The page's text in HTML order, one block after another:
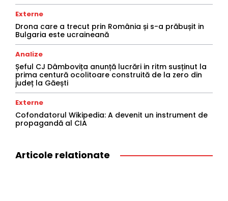
Externe
Drona care a trecut prin România și s-a prăbușit in
Bulgaria este ucraineană
Analize
Șeful CJ Dâmbovița anunță lucrări in ritm susținut la
prima centură ocolitoare construită de la zero din
județ la Găești
Externe
Cofondatorul Wikipedia: A devenit un instrument de
propagandă al CIA
Articole relationate